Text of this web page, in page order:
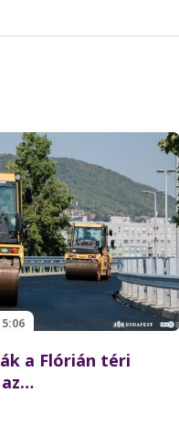
a Flórián téri